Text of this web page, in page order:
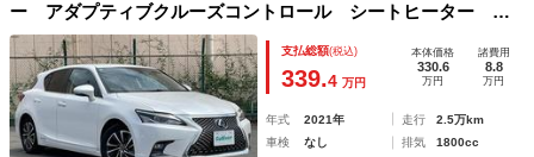
ー アダプティブクルーズコントロール シートヒーター ポ
ジションメモリーシート プリクラッシュセーフティシステ
ム レーンディパーチャーアラート パーキングサポートブレ
ーキ
支払総額(税込)
339.4 万円
本体価格
330.6
万円
諸費用
8.8
万円
年式 2021年 走行
2.5万km
車検
なし 排気
1800cc